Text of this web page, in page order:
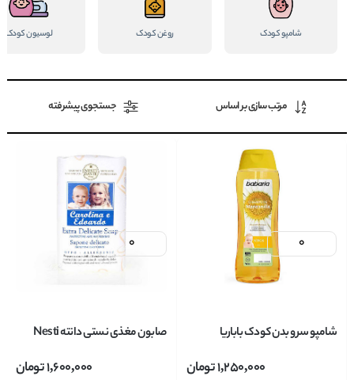
شامپو کودک روغن کودک لوسیون کودک
مرتب سازی بر اساس جستجوی پیشرفته
شامپو سر و بدن کودک باباریا
1,250,000تومان
صابون مغذی نستی دانته Nesti
1,600,000تومان